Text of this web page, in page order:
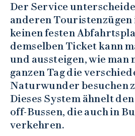
Der Service
anderen Touristenzügen
keinen festen
demselben Ticket kann
und aussteigen, wie man
ganzen Tag die
Naturwunder besuchen
Dieses System ähnelt
off-Bussen, die auch in
verkehren.